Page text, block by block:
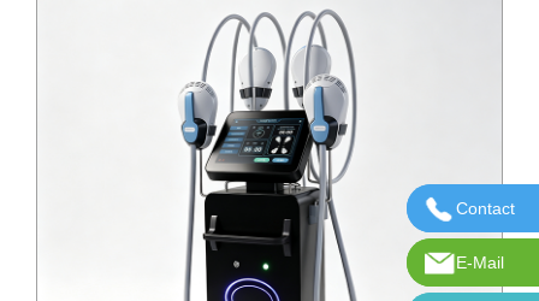
Contact
E-Mail
Correo